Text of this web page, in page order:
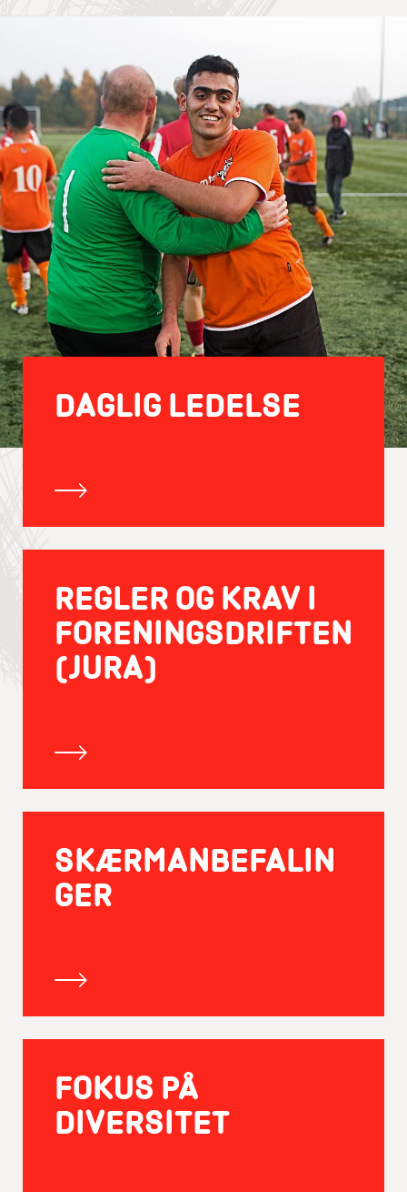
DAGLIG LEDELSE
REGLER OG KRAV I
FORENINGSDRIFTEN
(JURA)
SKÆRMANBEFALIN
GER
FOKUS PÅ
DIVERSITET